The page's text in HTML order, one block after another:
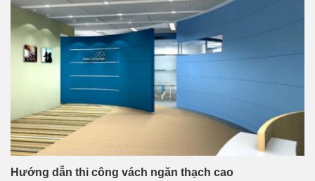
Hướng dẫn thi công vách ngăn thạch cao